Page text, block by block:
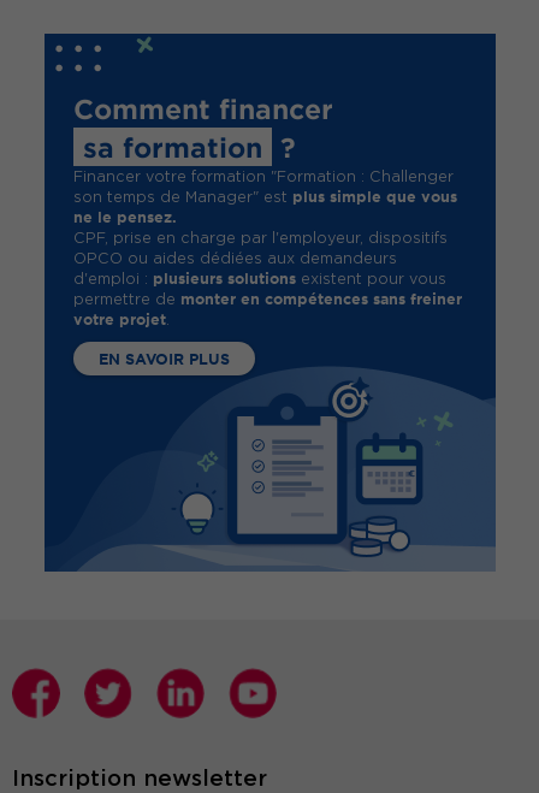
Comment financer
sa formation
?
Financer votre formation "Formation : Challenger
son temps de Manager" est plus simple que vous
ne le pensez.
CPF, prise en charge par l'employeur, dispositifs
OPCO ou aides dédiées aux demandeurs
d'emploi : plusieurs solutionsexistent pour vous
permettre de monter en compétences sans freiner
votre projet.
EN SAVOIR PLUS
Inscription newsletter